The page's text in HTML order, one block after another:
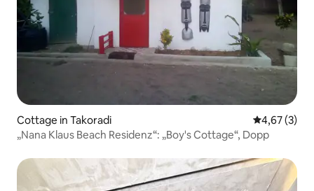
Cottage in Takoradi
4,67 (3)
„Nana Klaus Beach Residenz“: „Boy's Cottage“, Dopp